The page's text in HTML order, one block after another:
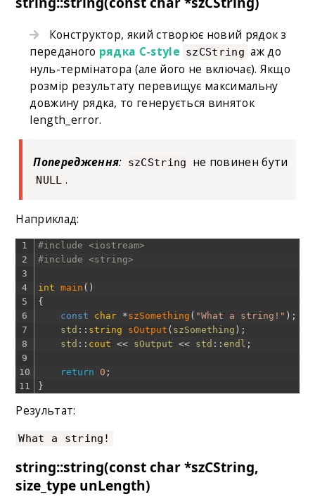
Конструктор, який створює новий рядок з
переданого рядка C-style szCString аж до
нуль-термінатора (але його не включає). Якщо
розмір результату перевищує максимальну
довжину рядка, то генерується виняток
length_error.
Попередження: szCString не повинен бути
NULL .
Наприклад:
1
2
3
4
5
6
7
8
9
10
11
#include <iostream>
#include <string>
int main ( )
{
const
char *szSomething ( "What a string!" ) ;
std :: string sOutput ( szSomething ) ;
std :: cout << sOutput << std ::endl ;
return 0 ;
}
Результат:
What a string!
string::string(const char *szCString,
size_type unLength)